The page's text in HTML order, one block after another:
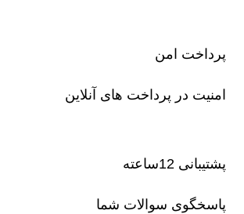
پرداخت امن
امنیت در پرداخت های آنلاین
پشتیبانی 12ساعته
پاسخگوی سوالات شما